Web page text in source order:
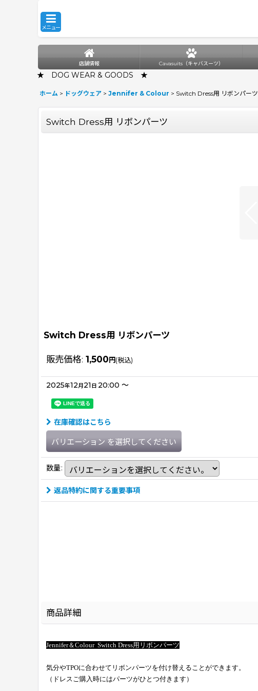
メニュー
店舗情報 Cavasuits（キャバスーツ）
★ DOG WEAR & GOODS ★
ホーム > ドッグウェア > Jennifer & Colour > Switch Dress用 リボンパーツ
Switch Dress用 リボンパーツ
Switch Dress用 リボンパーツ
販売価格: 1,500円(税込)
2025年12月 21日 20:00 ～
在庫確認はこちら
バリエーション を選択してください
数量:
返品特約に関する重要事項
商品詳細
Jennifer＆Colour Switch Dress用リボンパーツ
気分やTPOに合わせてリボンパーツを付け替えることができます。
（ドレスご購入時にはパーツがひとつ付きます）